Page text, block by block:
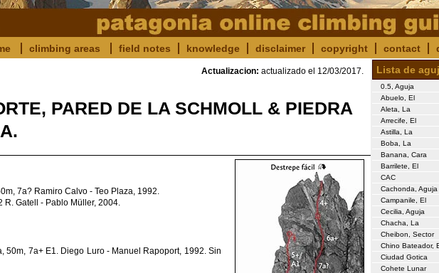
climbing areas field notes knowledge disclaimer copyright contact
Actualizacion: actualizado el 12/03/2017.
PARED DE LA SCHMOLL & PIEDRA
7a? Ramiro Calvo - Teo Plaza, 1992.
R. Gatell - Pablo Müller, 2004.
50m, 7a+ E1. Diego Luro - Manuel Rapoport, 1992. Sin
Lista de
0.5, Aguja
Abuelo, El
Aleta, La
Arrecife, El
Astilla, La
Boba, La
Banana, Cara
Barrilete, El
CAC
Cachonda, Aguja
Campanile, El
Cecilia, Aguja
Chacha, La
Cheibon, Sector
Chino Bateador,
Ciudad Gotica
Cohete Lunar